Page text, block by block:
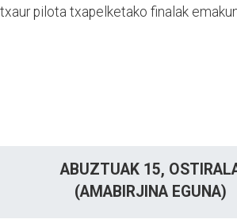
pilota txapelketako finalak
ABUZTUAK 15,
(AMABIRJINA EGUNA)